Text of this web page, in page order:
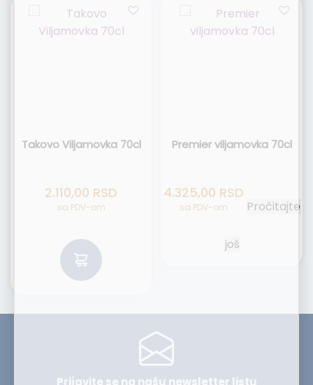
Takovo Viljamovka 70cl
2.110,00 RSD
sa PDV-om
Premier viljamovka 70cl
4.325,00 RSD
sa PDV-om Pročitajte
još
Prijavite se na našu newsletter listu